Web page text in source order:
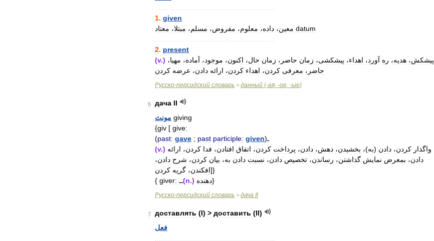
1. given
معین، داده، معلوم، مفروض، مسلم، مبتلا، معتاد
datum
2. present
(v.) پیشکش، هدیه، ره آورد، اهداء، پیشکشی، زمان حاضر، زمان حال، اکنون، موجود، آماده، مهیا،
حاضر، معرفی کردن، اهداء کردن، ارائه دادن، عرضه کردن
Русско-персидский словарь > данный (-ая, -ое, -ые)
6 дача II
مونث giving
{giv [ give:
(past: gave ; past participle: given)ـ
(v.) واگذار کردن، دادن (به)، بخشیدن، دهش، دادن، پرداخت کردن، اتفاق افتادن، فدا کردن، ارائه
دادن، بمعرض نمایش گذاشتن، رساندن، تخصیص دادن، نسبت دادن به، بیان کردن، شرح دادن،
افکندن، گریه کردن
]}
{ giver: ــ(n.) دهنده}
Русско-персидский словарь > дача II
7 доставлять (I) > доставить (II)
فعل